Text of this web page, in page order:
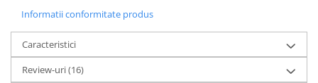
Informatii conformitate produs
Caracteristici
Review-uri(16)